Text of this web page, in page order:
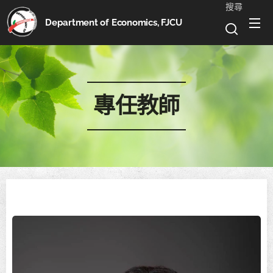
Department of Economics, FJCU
搜尋
專任教師